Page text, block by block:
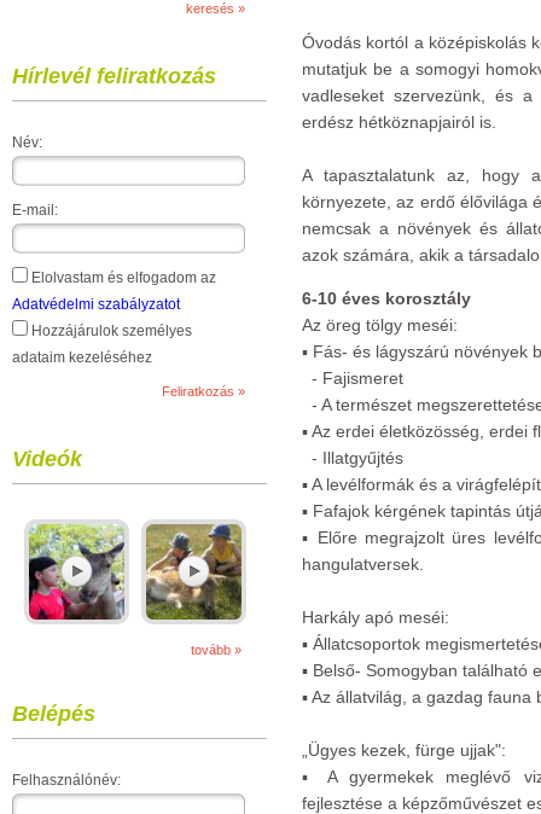
Hírlevél feliratkozás
Név:
E-mail:
Elolvastam és elfogadom az
Adatvédelmi szabályzatot
Hozzájárulok személyes
adataim kezeléséhez
Videók
tovább »
Belépés
Felhasználónév:
Óvodás kortól a középiskolás
mutatjuk be a somogyi
vadleseket szervezünk, és
erdész hétköznapjairól is.
A tapasztalatunk az, hogy
környezete, az erdő élővilága
nemcsak a növények és
azok számára, akik a
6-10 éves korosztály
Az öreg tölgy meséi:
▪ Fás- és lágyszárú növények
- Fajismeret
- A természet
▪ Az erdei életközösség, erdei
- Illatgyűjtés
▪ A levélformák és a
▪ Fafajok kérgének tapintás
▪ Előre megrajzolt üres
hangulatversek.
Harkály apó meséi:
▪ Állatcsoportok
▪ Belső- Somogyban található
▪ Az állatvilág, a gazdag fauna
„Ügyes kezek, fürge ujjak":
▪ A gyermekek meglévő
fejlesztése a képzőművészet